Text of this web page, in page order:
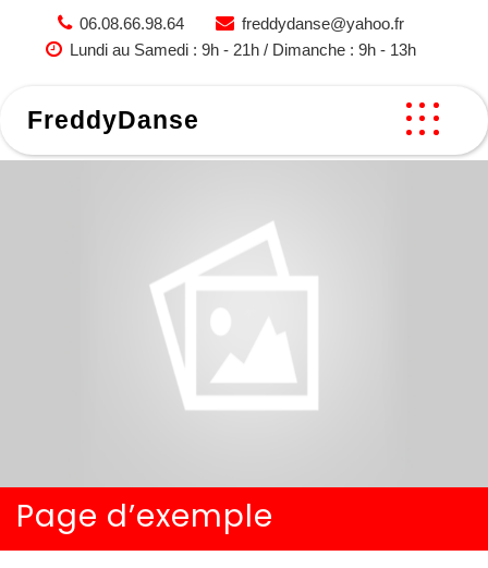
06.08.66.98.64
freddydanse@yahoo.fr
Lundi au Samedi : 9h - 21h / Dimanche : 9h - 13h
FreddyDanse
Page d’exemple